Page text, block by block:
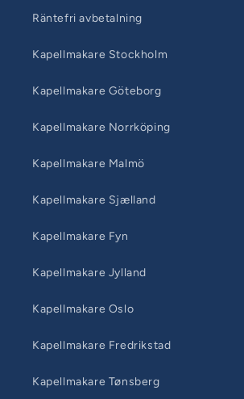
Räntefri avbetalning
Kapellmakare Stockholm
Kapellmakare Göteborg
Kapellmakare Norrköping
Kapellmakare Malmö
Kapellmakare Sjælland
Kapellmakare Fyn
Kapellmakare Jylland
Kapellmakare Oslo
Kapellmakare Fredrikstad
Kapellmakare Tønsberg